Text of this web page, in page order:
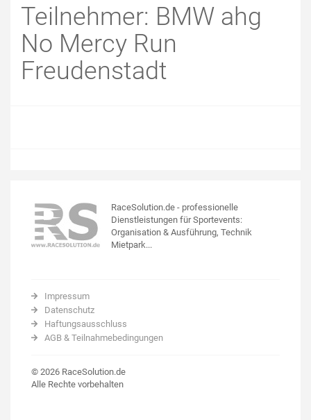
Teilnehmer: BMW ahg
No Mercy Run
Freudenstadt
RaceSolution.de - professionelle
Dienstleistungen für Sportevents:
Organisation & Ausführung, Technik
Mietpark...
Impressum
Datenschutz
Haftungsausschluss
AGB & Teilnahmebedingungen
© 2026 RaceSolution.de
Alle Rechte vorbehalten